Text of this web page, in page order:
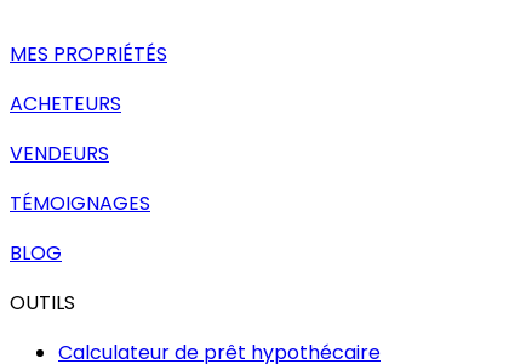
MES PROPRIÉTÉS
ACHETEURS
VENDEURS
TÉMOIGNAGES
BLOG
OUTILS
Calculateur de prêt hypothécaire